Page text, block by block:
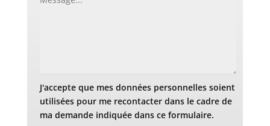
J'accepte que mes données personnelles soient
utilisées pour me recontacter dans le cadre de
ma demande indiquée dans ce formulaire.